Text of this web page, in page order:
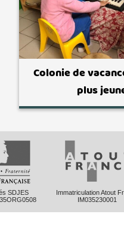
Colonie de
plus
SDJES
Immatriculation Atout
IM035230001